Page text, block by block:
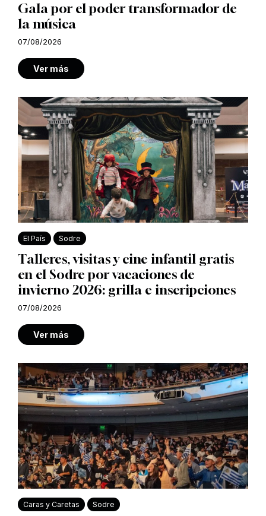
Gala por el poder transformador de
la música
07/08/2026
Ver más
El País Sodre
Talleres, visitas y cine infantil gratis
en el Sodre por vacaciones de
invierno 2026: grilla e inscripciones
07/08/2026
Ver más
Caras y Caretas Sodre